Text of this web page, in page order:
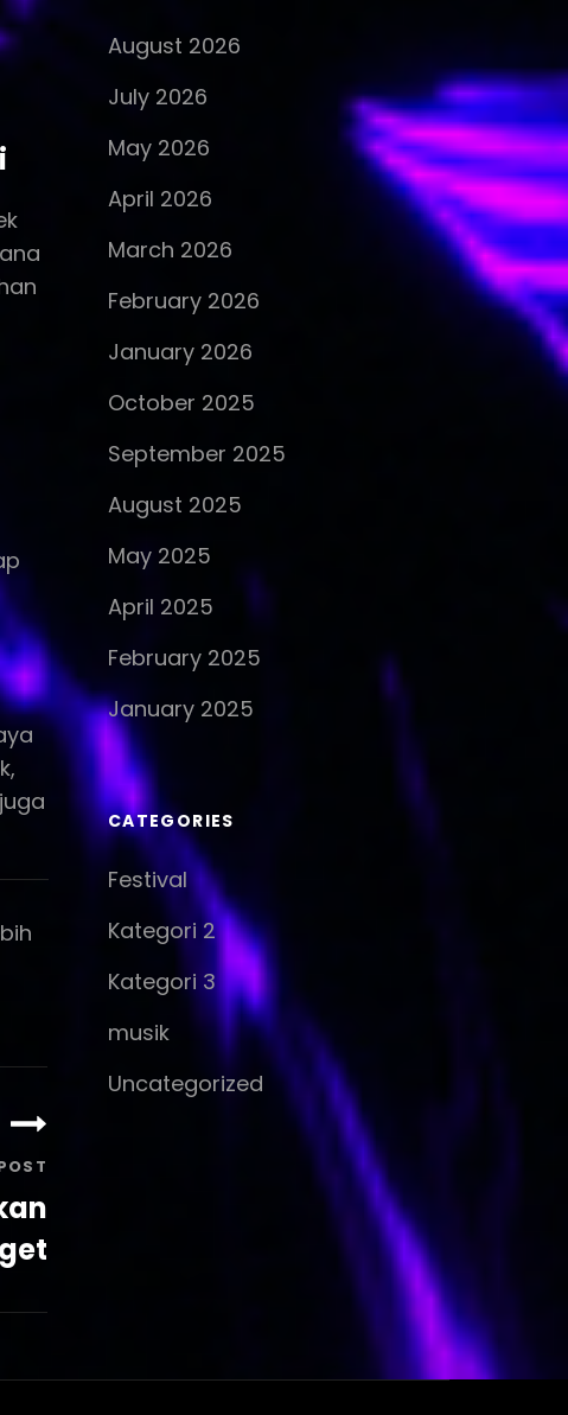
August 2026
July 2026
May 2026
April 2026
March 2026
February 2026
January 2026
October 2025
September 2025
August 2025
May 2025
April 2025
February 2025
January 2025
CATEGORIES
Festival
Kategori 2
Kategori 3
musik
Uncategorized